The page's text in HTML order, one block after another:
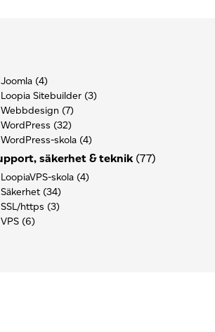
Joomla(4)
Loopia Sitebuilder(3)
Webbdesign (7)
WordPress (32)
WordPress-skola(4)
säkerhet & teknik(77)
LoopiaVPS-skola(4)
Säkerhet(34)
SSL/https (3)
VPS(6)